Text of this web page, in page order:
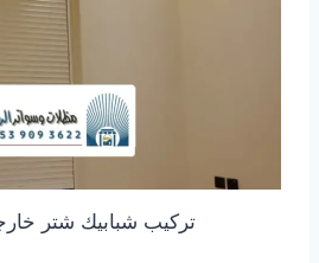
تركيب شبابيك شتر